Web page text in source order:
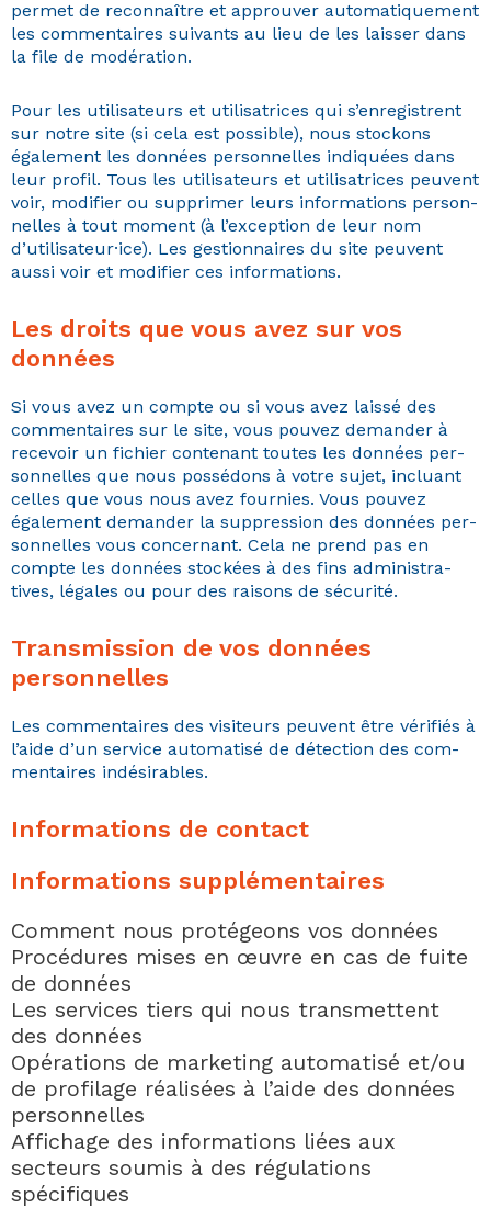
per­met de recon­naître et approu­ver automa­tique­ment
les com­men­taires suiv­ants au lieu de les laiss­er dans
la file de modération.
Pour les util­isa­teurs et util­isatri­ces qui s’enregistrent
sur notre site (si cela est pos­si­ble), nous stock­ons
égale­ment les don­nées per­son­nelles indiquées dans
leur pro­fil. Tous les util­isa­teurs et util­isatri­ces peu­vent
voir, mod­i­fi­er ou sup­primer leurs infor­ma­tions per­son­
nelles à tout moment (à l’exception de leur nom
d’utilisateur·ice). Les ges­tion­naires du site peu­vent
aus­si voir et mod­i­fi­er ces informations.
Les droits que vous avez sur vos
données
Si vous avez un compte ou si vous avez lais­sé des
com­men­taires sur le site, vous pou­vez deman­der à
recevoir un fichi­er con­tenant toutes les don­nées per­
son­nelles que nous pos­sé­dons à votre sujet, inclu­ant
celles que vous nous avez fournies. Vous pou­vez
égale­ment deman­der la sup­pres­sion des don­nées per­
son­nelles vous con­cer­nant. Cela ne prend pas en
compte les don­nées stock­ées à des fins admin­is­tra­
tives, légales ou pour des raisons de sécurité.
Transmission de vos données
personnelles
Les com­men­taires des vis­i­teurs peu­vent être véri­fiés à
l’aide d’un ser­vice automa­tisé de détec­tion des com­
men­taires indésirables.
Informations de contact
Informations supplémentaires
Comment nous protégeons vos données
Procédures mises en œuvre en cas de fuite
de données
Les services tiers qui nous transmettent
des données
Opérations de marketing automatisé et/ou
de profilage réalisées à l’aide des données
personnelles
Affichage des informations liées aux
secteurs soumis à des régulations
spécifiques